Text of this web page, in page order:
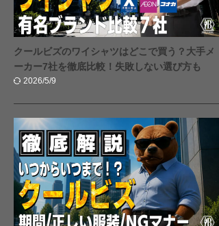
クールビズのワイシャツはどこで買う？大手メ
ーカー7社を徹底比較！失敗しない選び方も
2026/5/9